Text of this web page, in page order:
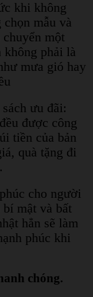
khi không
chọn mẫu và
một
không phải là
mưa gió hay
ưu đãi:
được công
tiền của bản
quà tặng đi
cho người
mật và bất
hẳn sẽ làm
phúc khi
chóng.